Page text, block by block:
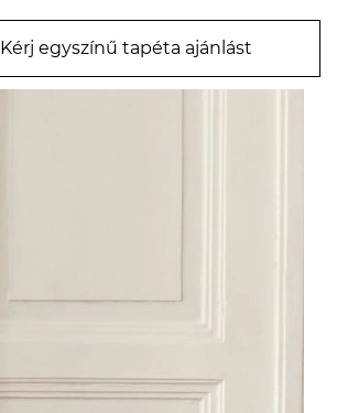
Kérj egyszínű tapéta ajánlást